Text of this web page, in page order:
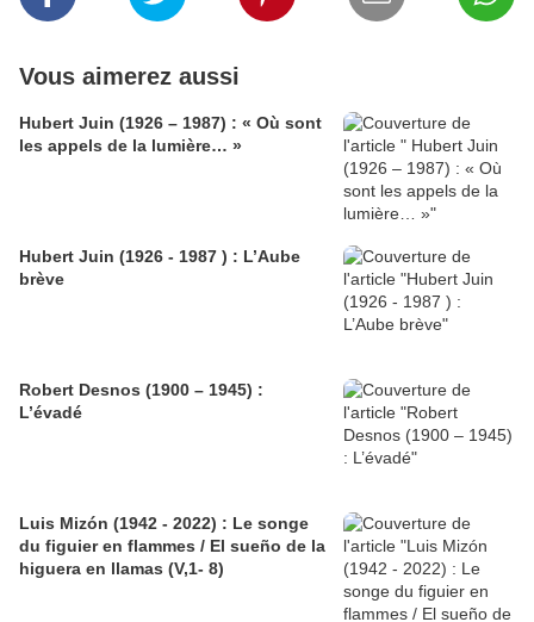
Vous aimerez aussi
Hubert Juin (1926 – 1987) : « Où sont
les appels de la lumière… »
Hubert Juin (1926 - 1987 ) : L’Aube
brève
Robert Desnos (1900 – 1945) :
L’évadé
Luis Mizón (1942 - 2022) : Le songe
du figuier en flammes / El sueño de la
higuera en llamas (V,1- 8)